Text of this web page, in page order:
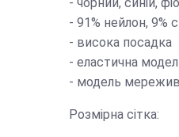
- чорний, синій,
- 91% нейлон, 9%
- висока посадка
- еластична
- модель
Розмірна сітка: